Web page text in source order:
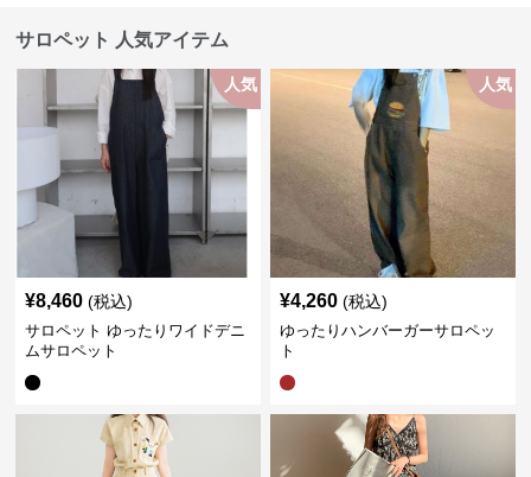
サロペット 人気アイテム
人気
¥8,460 (税込)
サロペット ゆったりワイドデニ
ムサロペット
人気
¥4,260 (税込)
ゆったりハンバーガーサロペッ
ト